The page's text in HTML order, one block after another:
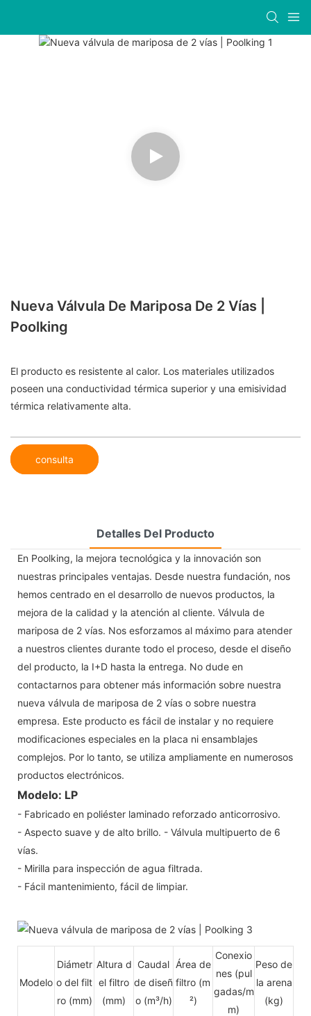
Nueva Válvula De Mariposa De 2 Vías |
Poolking
El producto es resistente al calor. Los materiales utilizados
poseen una conductividad térmica superior y una emisividad
térmica relativamente alta.
consulta
Detalles Del Producto
En Poolking, la mejora tecnológica y la innovación son
nuestras principales ventajas. Desde nuestra fundación, nos
hemos centrado en el desarrollo de nuevos productos, la
mejora de la calidad y la atención al cliente. Válvula de
mariposa de 2 vías. Nos esforzamos al máximo para atender
a nuestros clientes durante todo el proceso, desde el diseño
del producto, la I+D hasta la entrega. No dude en
contactarnos para obtener más información sobre nuestra
nueva válvula de mariposa de 2 vías o sobre nuestra
empresa. Este producto es fácil de instalar y no requiere
modificaciones especiales en la placa ni ensamblajes
complejos. Por lo tanto, se utiliza ampliamente en numerosos
productos electrónicos.
Modelo: LP
- Fabricado en poliéster laminado reforzado anticorrosivo.
- Aspecto suave y de alto brillo. - Válvula multipuerto de 6
vías.
- Mirilla para inspección de agua filtrada.
- Fácil mantenimiento, fácil de limpiar.
Modelo
Diámetr
o del filt
ro (mm)
Altura d
el filtro
(mm)
Caudal
de diseñ
o (m³/h)
Área de
filtro (m
²)
Conexio
nes (pul
gadas/m
m)
Peso de
la arena
(kg)